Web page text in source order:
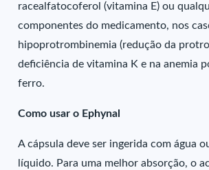
racealfatocoferol (vitamina E) ou
componentes do medicamento, nos
hipoprotrombinemia (redução da
deficiência de vitamina K e na anemia
ferro.
Como usar o Ephynal
A cápsula deve ser ingerida com água
líquido. Para uma melhor absorção, o